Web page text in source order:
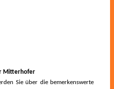
Mitterhofer
Sie über die bemerkenswerte